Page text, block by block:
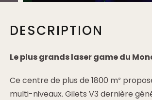
DESCRIPTION
Le plus grands laser game du
Ce centre de plus de 1800 m²
multi-niveaux. Gilets V3 dernière